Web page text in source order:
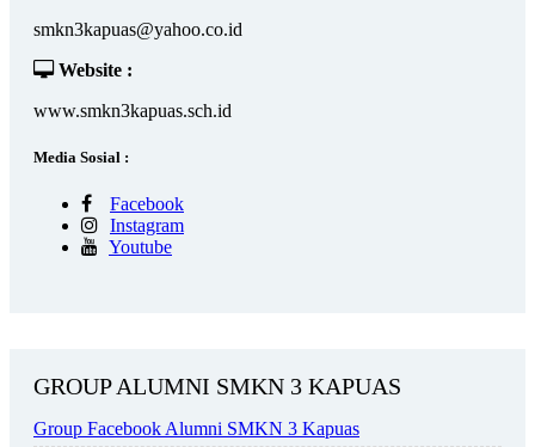
smkn3kapuas@yahoo.co.id
Website :
www.smkn3kapuas.sch.id
Media Sosial :
Facebook
Instagram
Youtube
GROUP ALUMNI SMKN 3 KAPUAS
Group Facebook Alumni SMKN 3 Kapuas